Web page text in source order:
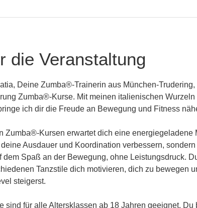
die Veranstaltung
Deine Zumba®-Trainerin aus München-
Zumba®-Kurse. Mit meinen italienischen
ich dir die Freude an Bewegung und Fitness
Zumba®-Kursen erwartet dich eine
Ausdauer und Koordination verbessern,
dem Spaß an der Bewegung, ohne Leistungsdruck.
Tanzstile dich motivieren, dich zu bewegen
steigerst.
sind für alle Altersklassen ab 18 Jahren geeignet.